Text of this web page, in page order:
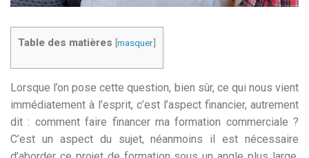
Table des matières [masquer]
Lorsque l’on pose cette question, bien sûr, ce qui nous vient
immédiatement à l’esprit, c’est l’aspect financier, autrement
dit : comment faire financer ma formation commerciale ?
C’est un aspect du sujet, néanmoins il est nécessaire